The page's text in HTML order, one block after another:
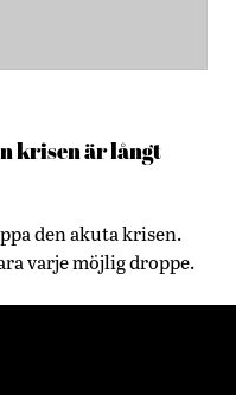
krisen är långt
den akuta krisen.
varje möjlig droppe.